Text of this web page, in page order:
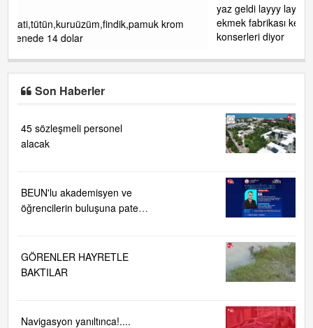
yaz geldi layyy layyy layy lom festivalleri başladı biz halk
ekmek fabrikası kent lokantası diyoruz ağacum yaz
konserleri diyor
Son Haberler
45 sözleşmeli personel
alacak
BEUN'lu akademisyen ve
öğrencilerin buluşuna patent
GÖRENLER HAYRETLE
BAKTILAR
Navigasyon yanıltınca!....